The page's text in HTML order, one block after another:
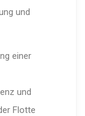
und
einer
und
Flotte